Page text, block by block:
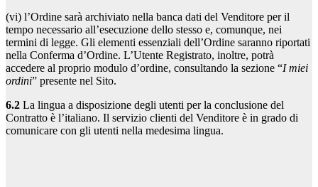
(vi) l’Ordine sarà archiviato nella banca dati del Venditore per il
tempo necessario all’esecuzione dello stesso e, comunque, nei
termini di legge. Gli elementi essenziali dell’Ordine saranno riportati
nella Conferma d’Ordine. L’Utente Registrato, inoltre, potrà
accedere al proprio modulo d’ordine, consultando la sezione “I miei
ordini” presente nel Sito.
6.2 La lingua a disposizione degli utenti per la conclusione del
Contratto è l’italiano. Il servizio clienti del Venditore è in grado di
comunicare con gli utenti nella medesima lingua.